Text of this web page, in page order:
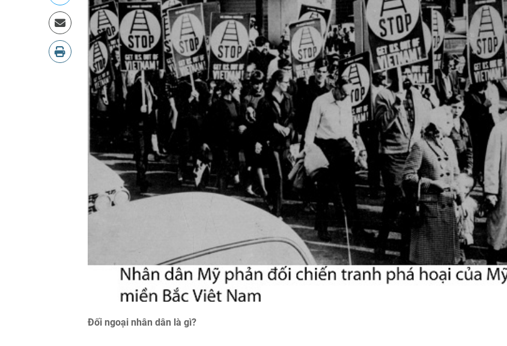
Đối ngoại nhân dân là gì?